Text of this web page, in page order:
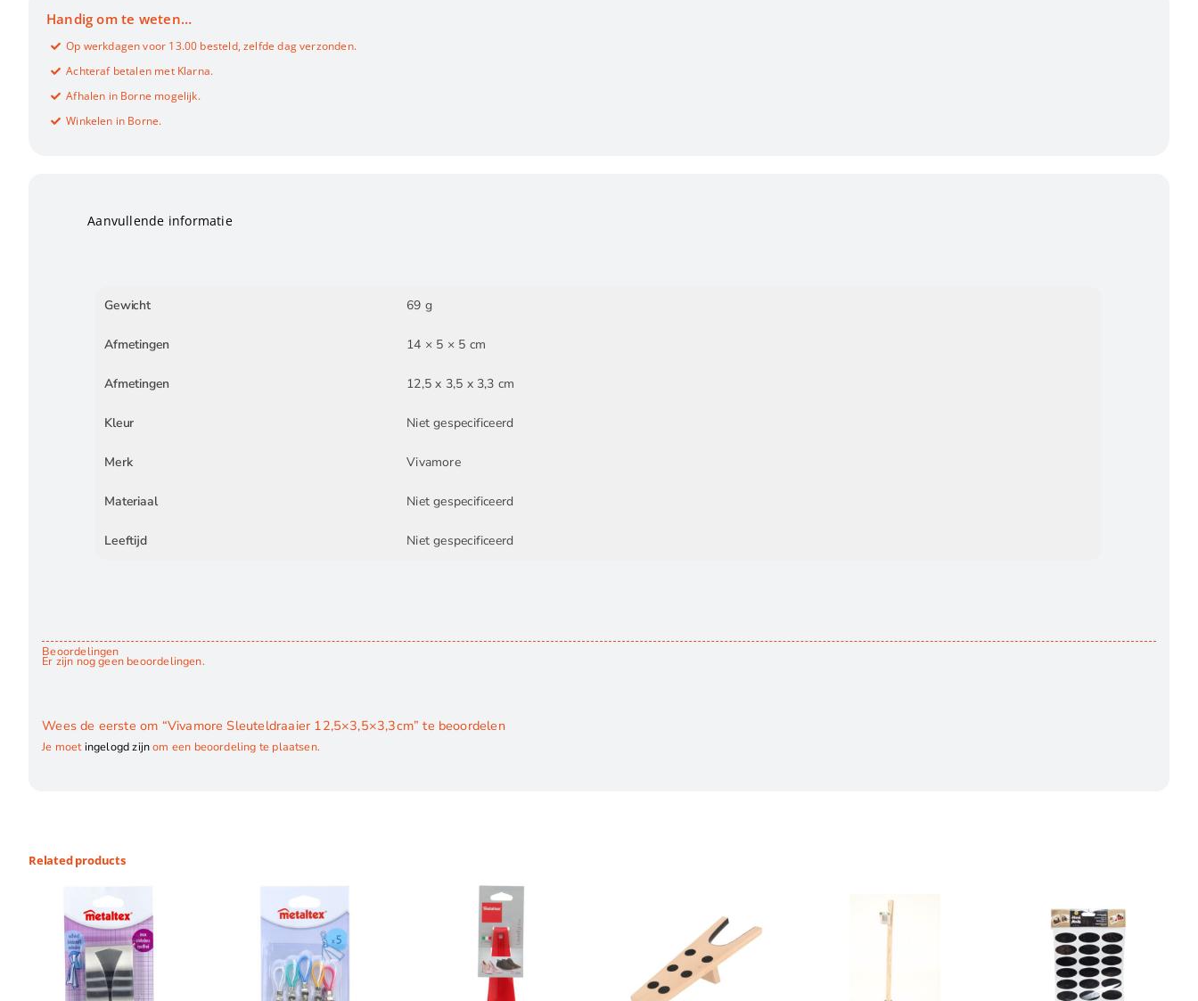
Handig om te weten…
Op werkdagen voor 13.00 besteld, zelfde dag verzonden.
Achteraf betalen met Klarna.
Afhalen in Borne mogelijk.
Winkelen in Borne.
Aanvullende informatie
Gewicht 69 g
Afmetingen 14 × 5 × 5 cm
Afmetingen 12,5 x 3,5 x 3,3 cm
Kleur Niet gespecificeerd
Merk Vivamore
Materiaal Niet gespecificeerd
Leeftijd Niet gespecificeerd
Beoordelingen
Er zijn nog geen beoordelingen.
Wees de eerste om “Vivamore Sleuteldraaier 12,5×3,5×3,3cm” te beoordelen
Je moetingelogd zijnom een beoordeling te plaatsen.
Related products